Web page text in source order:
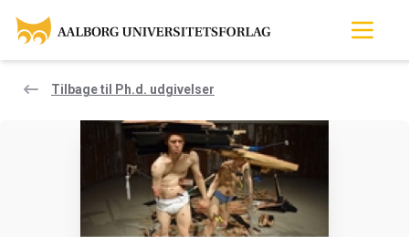
Tilbage til Ph.d. udgivelser